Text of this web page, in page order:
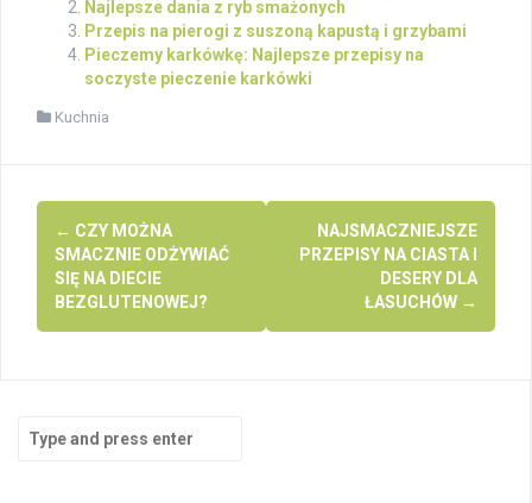
Najlepsze dania z ryb smażonych
Przepis na pierogi z suszoną kapustą i grzybami
Pieczemy karkówkę: Najlepsze przepisy na
soczyste pieczenie karkówki
Kuchnia
Post
navigation
← CZY MOŻNA
SMACZNIE ODŻYWIAĆ
SIĘ NA DIECIE
BEZGLUTENOWEJ?
NAJSMACZNIEJSZE
PRZEPISY NA CIASTA I
DESERY DLA
ŁASUCHÓW →
for: